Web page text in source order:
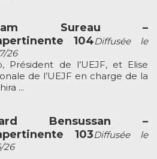
Sureau –
104Diffusée le
26
Président de l’UEJF, et Elise
de l’UEJF en charge de la
...
Bensussan –
103Diffusée le
26